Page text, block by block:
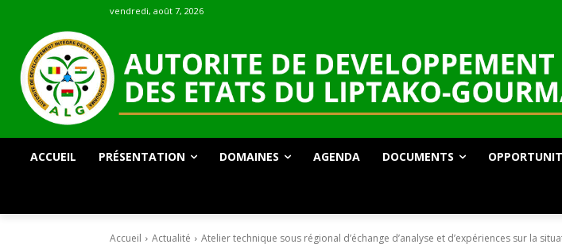
vendredi, août 7, 2026
ACCUEIL PRÉSENTATION DOMAINES AGENDA DOCUMENTS
Accueil Actualité Atelier technique sous régional d’échange d’analyse et d’expériences sur la